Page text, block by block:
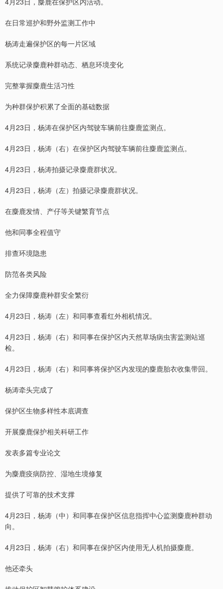
在日常巡护和野外监测工作中
杨涛走遍保护区的每一片区域
系统记录麋鹿种群动态、栖息环境变化
完整掌握麋鹿生活习性
为种群保护积累了全面的基础数据
4月23日，杨涛在保护区内驾驶车辆前往麋鹿监测点。
4月23日，杨涛（右）在保护区内驾驶车辆前往麋鹿监测点。
4月23日，杨涛拍摄记录麋鹿群状况。
4月23日，杨涛（左）拍摄记录麋鹿群状况。
在麋鹿发情、产仔等关键繁育节点
他和同事全程值守
排查环境隐患
防范各类风险
全力保障麋鹿种群安全繁衍
4月23日，杨涛（左）和同事查看红外相机情况。
4月23日，杨涛（右）和同事在保护区内天然草场病虫害监测站巡
检。
4月23日，杨涛（右）和同事将保护区内发现的麋鹿胎衣收集带回。
杨涛牵头完成了
保护区生物多样性本底调查
开展麋鹿保护相关科研工作
发表多篇专业论文
为麋鹿疫病防控、湿地生境修复
提供了可靠的技术支撑
4月23日，杨涛（中）和同事在保护区信息指挥中心监测麋鹿种群动
向。
4月23日，杨涛（右）和同事在保护区内使用无人机拍摄麋鹿。
他还牵头